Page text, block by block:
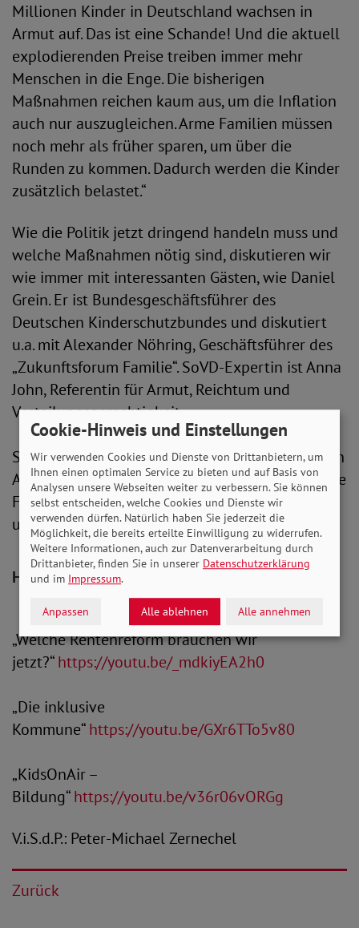
Millionen Kinder in Deutschland wachsen in
Armut auf. Das ist eine Schande! Und die aktuell
explodierenden Preise treiben immer mehr
Menschen in die Enge. Die bisherigen
Maßnahmen reichen kaum aus, um die Inflation
auch nur auszugleichen. Arme Familien müssen
noch mehr als früher sparen, um über die
Runden zu kommen. Dadurch werden die Kinder
zusätzlich belastet.“
Wie die Politik jetzt dringend handeln muss und
welche Maßnahmen nötig sind, diskutieren wir
wie immer mit interessanten Gästen, wie Daniel
Grein. Er ist Bundesgeschäftsführer des
Deutschen Kinderschutzbundes und diskutiert
u.a. mit Alexander Nöhring, Geschäftsführer des
„Zukunftsforum Familie“. SoVD-Expertin ist Anna
John, Referentin für Armut, Reichtum und
Verteilungsgerechtigkeit.
SoVD.TV sehen Sie live im Fernsehprogramm von
Alex Berlin, über die Homepage des SoVD, unsere
Facebookseite und den SoVD-YouTube-Kanal
unterhttps://youtu.be/nT6T0XxcKes.
Hier geht es zu den letzten Sendungen:
„Welche Rentenreform brauchen wir
jetzt?“https://youtu.be/_mdkiyEA2h0
„Die inklusive
Kommune“https://youtu.be/GXr6TTo5v80
„KidsOnAir –
Bildung“https://youtu.be/v36r06vORGg
V.i.S.d.P.: Peter-Michael Zernechel
Zurück
Cookie-Hinweis und Einstellungen
Wir verwenden Cookies und Dienste von Drittanbietern, um
Ihnen einen optimalen Service zu bieten und auf Basis von
Analysen unsere Webseiten weiter zu verbessern. Sie können
selbst entscheiden, welche Cookies und Dienste wir
verwenden dürfen. Natürlich haben Sie jederzeit die
Möglichkeit, die bereits erteilte Einwilligung zu widerrufen.
Weitere Informationen, auch zur Datenverarbeitung durch
Drittanbieter, finden Sie in unserer Datenschutzerklärung
und im Impressum.
Anpassen Alle ablehnen Alle annehmen